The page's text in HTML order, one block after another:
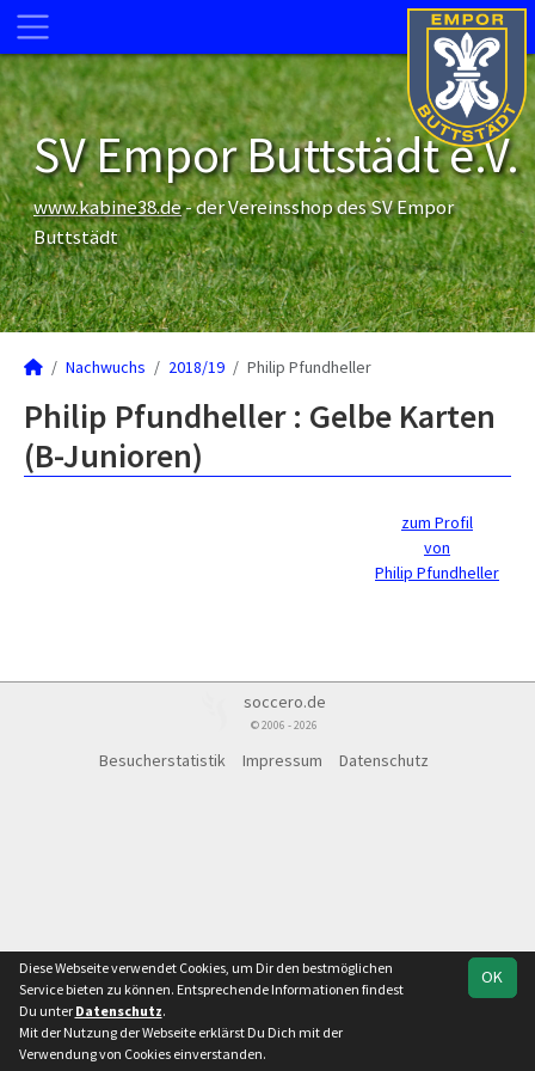
SV Empor Buttstädt e.V.
www.kabine38.de- der Vereinsshop des SV Empor
Buttstädt
Nachwuchs 2018/19 Philip Pfundheller
Philip Pfundheller : Gelbe Karten
(B-Junioren)
zum Profil
von
Philip Pfundheller
soccero.de
© 2006 - 2026
Besucherstatistik Impressum Datenschutz
OK
Diese Webseite verwendet Cookies, um Dir den bestmöglichen
Service bieten zu können. Entsprechende Informationen findest
Du unter Datenschutz.
Mit der Nutzung der Webseite erklärst Du Dich mit der
Verwendung von Cookies einverstanden.